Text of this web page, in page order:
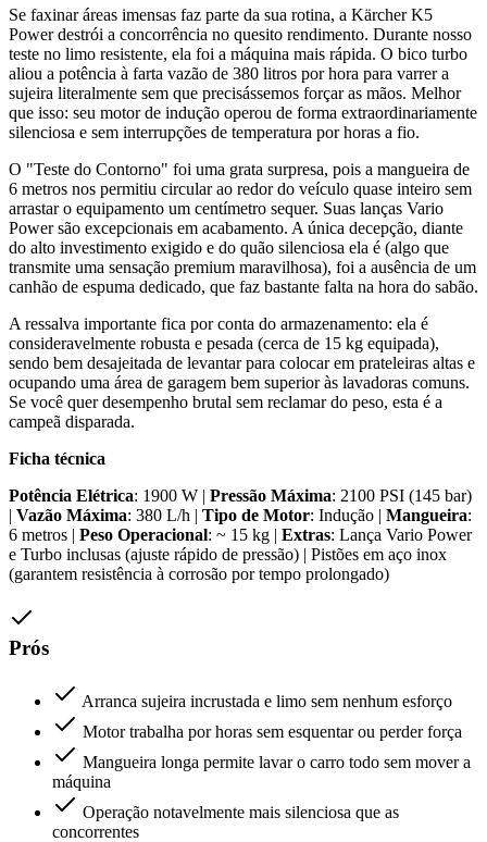
Se faxinar áreas imensas faz parte da sua rotina, a Kärcher K5
Power destrói a concorrência no quesito rendimento. Durante nosso
teste no limo resistente, ela foi a máquina mais rápida. O bico turbo
aliou a potência à farta vazão de 380 litros por hora para varrer a
sujeira literalmente sem que precisássemos forçar as mãos. Melhor
que isso: seu motor de indução operou de forma extraordinariamente
silenciosa e sem interrupções de temperatura por horas a fio.
O "Teste do Contorno" foi uma grata surpresa, pois a mangueira de
6 metros nos permitiu circular ao redor do veículo quase inteiro sem
arrastar o equipamento um centímetro sequer. Suas lanças Vario
Power são excepcionais em acabamento. A única decepção, diante
do alto investimento exigido e do quão silenciosa ela é (algo que
transmite uma sensação premium maravilhosa), foi a ausência de um
canhão de espuma dedicado, que faz bastante falta na hora do sabão.
A ressalva importante fica por conta do armazenamento: ela é
consideravelmente robusta e pesada (cerca de 15 kg equipada),
sendo bem desajeitada de levantar para colocar em prateleiras altas e
ocupando uma área de garagem bem superior às lavadoras comuns.
Se você quer desempenho brutal sem reclamar do peso, esta é a
campeã disparada.
Ficha técnica
Potência Elétrica: 1900 W | Pressão Máxima: 2100 PSI (145 bar)
| Vazão Máxima: 380 L/h | Tipo de Motor: Indução | Mangueira:
6 metros | Peso Operacional: ~ 15 kg | Extras: Lança Vario Power
e Turbo inclusas (ajuste rápido de pressão) | Pistões em aço inox
(garantem resistência à corrosão por tempo prolongado)
Prós
Arranca sujeira incrustada e limo sem nenhum esforço
Motor trabalha por horas sem esquentar ou perder força
Mangueira longa permite lavar o carro todo sem mover a
máquina
Operação notavelmente mais silenciosa que as
concorrentes